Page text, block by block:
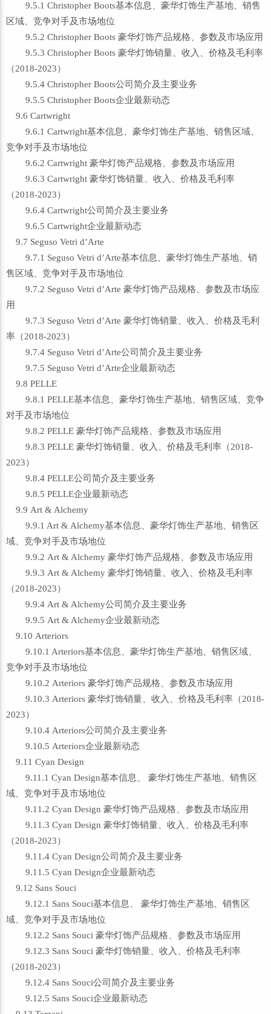
9.5.1 Christopher Boots基本信息、豪华灯饰生产基地、销售
区域、竞争对手及市场地位
9.5.2 Christopher Boots 豪华灯饰产品规格、参数及市场应用
9.5.3 Christopher Boots 豪华灯饰销量、收入、价格及毛利率
（2018-2023）
9.5.4 Christopher Boots公司简介及主要业务
9.5.5 Christopher Boots企业最新动态
9.6 Cartwright
9.6.1 Cartwright基本信息、豪华灯饰生产基地、销售区域、
竞争对手及市场地位
9.6.2 Cartwright 豪华灯饰产品规格、参数及市场应用
9.6.3 Cartwright 豪华灯饰销量、收入、价格及毛利率
（2018-2023）
9.6.4 Cartwright公司简介及主要业务
9.6.5 Cartwright企业最新动态
9.7 Seguso Vetri d’Arte
9.7.1 Seguso Vetri d’Arte基本信息、豪华灯饰生产基地、销
售区域、竞争对手及市场地位
9.7.2 Seguso Vetri d’Arte 豪华灯饰产品规格、参数及市场应
用
9.7.3 Seguso Vetri d’Arte 豪华灯饰销量、收入、价格及毛利
率（2018-2023）
9.7.4 Seguso Vetri d’Arte公司简介及主要业务
9.7.5 Seguso Vetri d’Arte企业最新动态
9.8 PELLE
9.8.1 PELLE基本信息、豪华灯饰生产基地、销售区域、竞争
对手及市场地位
9.8.2 PELLE 豪华灯饰产品规格、参数及市场应用
9.8.3 PELLE 豪华灯饰销量、收入、价格及毛利率（2018-
2023）
9.8.4 PELLE公司简介及主要业务
9.8.5 PELLE企业最新动态
9.9 Art & Alchemy
9.9.1 Art & Alchemy基本信息、豪华灯饰生产基地、销售区
域、竞争对手及市场地位
9.9.2 Art & Alchemy 豪华灯饰产品规格、参数及市场应用
9.9.3 Art & Alchemy 豪华灯饰销量、收入、价格及毛利率
（2018-2023）
9.9.4 Art & Alchemy公司简介及主要业务
9.9.5 Art & Alchemy企业最新动态
9.10 Arteriors
9.10.1 Arteriors基本信息、豪华灯饰生产基地、销售区域、
竞争对手及市场地位
9.10.2 Arteriors 豪华灯饰产品规格、参数及市场应用
9.10.3 Arteriors 豪华灯饰销量、收入、价格及毛利率（2018-
2023）
9.10.4 Arteriors公司简介及主要业务
9.10.5 Arteriors企业最新动态
9.11 Cyan Design
9.11.1 Cyan Design基本信息、 豪华灯饰生产基地、销售区
域、竞争对手及市场地位
9.11.2 Cyan Design 豪华灯饰产品规格、参数及市场应用
9.11.3 Cyan Design 豪华灯饰销量、收入、价格及毛利率
（2018-2023）
9.11.4 Cyan Design公司简介及主要业务
9.11.5 Cyan Design企业最新动态
9.12 Sans Souci
9.12.1 Sans Souci基本信息、 豪华灯饰生产基地、销售区
域、竞争对手及市场地位
9.12.2 Sans Souci 豪华灯饰产品规格、参数及市场应用
9.12.3 Sans Souci 豪华灯饰销量、收入、价格及毛利率
（2018-2023）
9.12.4 Sans Souci公司简介及主要业务
9.12.5 Sans Souci企业最新动态